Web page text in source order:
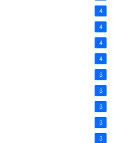
4
4
4
4
3
3
3
3
3